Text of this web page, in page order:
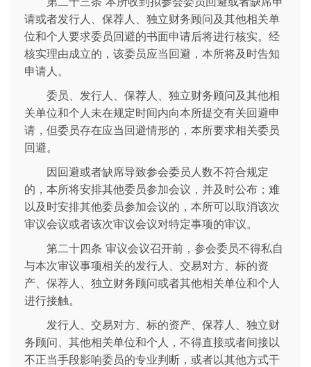
请或者发行人、保荐人、独立财务顾问及其他相关单
位和个人要求委员回避的书面申请后将进行核实。经
核实理由成立的，该委员应当回避，本所将及时告知
申请人。
委员、发行人、保荐人、独立财务顾问及其他相
关单位和个人未在规定时间内向本所提交有关回避申
请，但委员存在应当回避情形的，本所要求相关委员
回避。
因回避或者缺席导致参会委员人数不符合规定
的，本所将安排其他委员参加会议，并及时公布；难
以及时安排其他委员参加会议的，本所可以取消该次
审议会议或者该次审议会议对特定事项的审议。
第二十四条 审议会议召开前，参会委员不得私自
与本次审议事项相关的发行人、交易对方、标的资
产、保荐人、独立财务顾问或者其他相关单位和个人
进行接触。
发行人、交易对方、标的资产、保荐人、独立财
务顾问、其他相关单位和个人，不得直接或者间接以
不正当手段影响委员的专业判断，或者以其他方式干